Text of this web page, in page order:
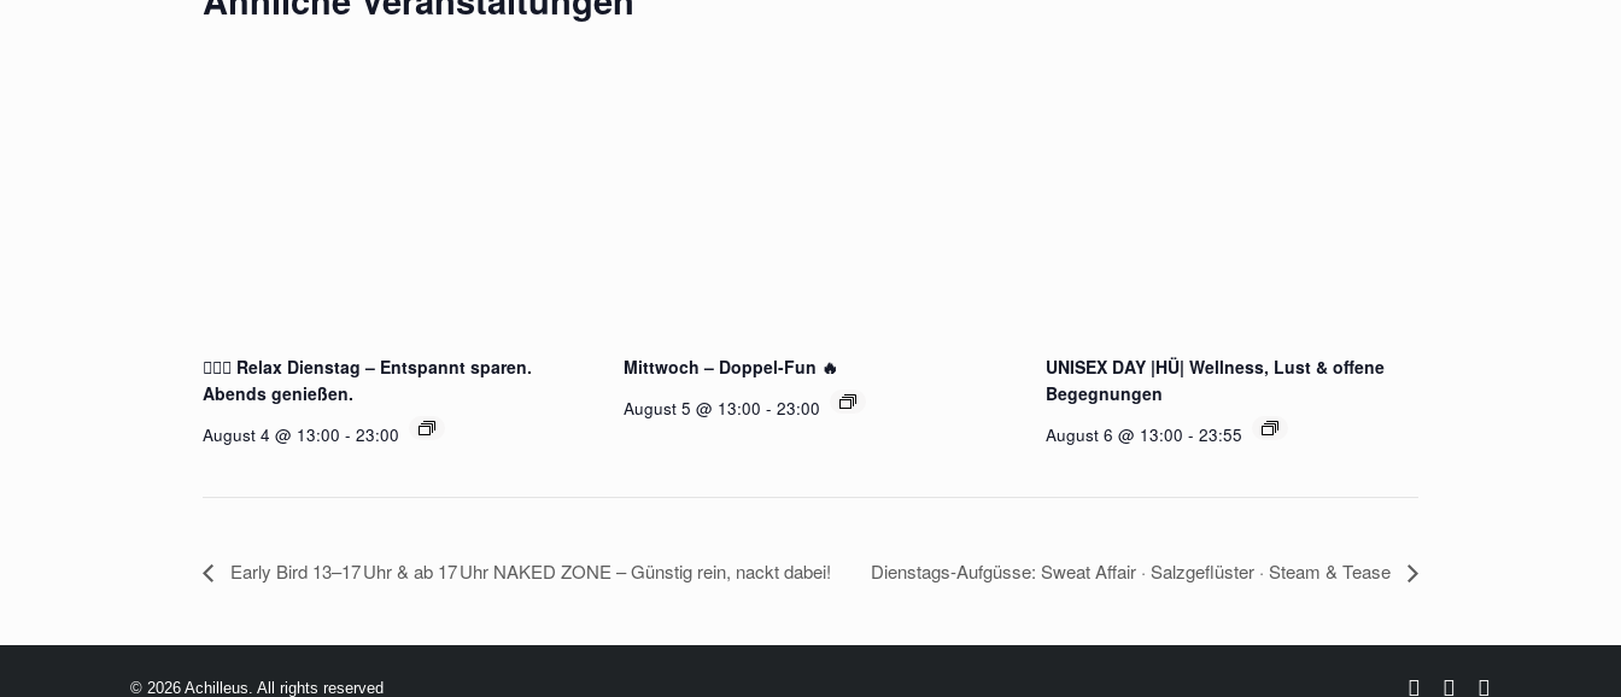
🧖‍♂️✨ Relax Dienstag – Entspannt sparen.
Abends genießen.
August 4 @ 13:00 - 23:00
Mittwoch – Doppel-Fun 🔥
August 5 @ 13:00 - 23:00
UNISEX DAY |HÜ| Wellness, Lust & offene
Begegnungen
August 6 @ 13:00 - 23:55
Early Bird 13–17 Uhr & ab 17 Uhr NAKED ZONE – Günstig rein, nackt dabei! Dienstags-Aufgüsse: Sweat Affair · Salzgeflüster · Steam & Tease
© 2026 Achilleus. All rights reserved